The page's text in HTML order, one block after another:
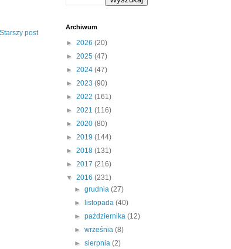
Starszy post
Archiwum
► 2026 (20)
► 2025 (47)
► 2024 (47)
► 2023 (90)
► 2022 (161)
► 2021 (116)
► 2020 (80)
► 2019 (144)
► 2018 (131)
► 2017 (216)
▼ 2016 (231)
►grudnia(27)
►
listopada(40)
►października(12)
►września(8)
►sierpnia(2)